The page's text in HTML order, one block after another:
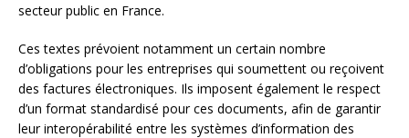
secteur public en France.
Ces textes prévoient notamment un certain nombre
d’obligations pour les entreprises qui soumettent ou reçoivent
des factures électroniques. Ils imposent également le respect
d’un format standardisé pour ces documents, afin de garantir
leur interopérabilité entre les systèmes d’information des